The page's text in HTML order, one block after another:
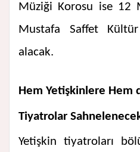
Müziği Korosu ise 12
Mustafa Saffet
alacak.
Hem Yetişkinlere Hem
Tiyatrolar
Yetişkin tiyatroları